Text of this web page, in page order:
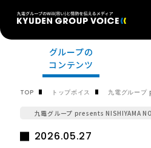
グループの
コンテンツ
TOP トップボイス 九電グルー
九電グループ presents NISHIYAMA
2026.05.27